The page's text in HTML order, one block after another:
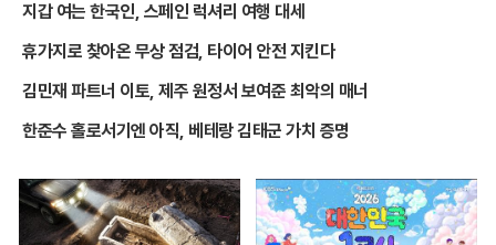
지갑 여는 한국인, 스페인 럭셔리 여행 대세
휴가지로 찾아온 무상 점검, 타이어 안전 지킨다
김민재 파트너 이토, 제주 원정서 보여준 최악의 매너
한준수 홀로서기엔 아직, 베테랑 김태군 가치 증명